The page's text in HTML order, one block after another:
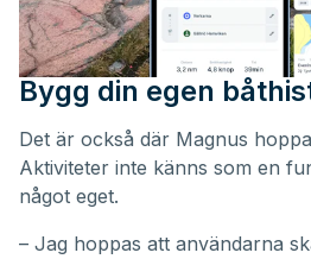
Bygg din egen
Det är också där Magnus
Aktiviteter inte känns som en
något eget.
– Jag hoppas att användarna